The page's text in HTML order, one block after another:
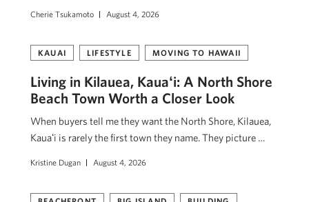
Cherie Tsukamoto August 4, 2026
KAUAI LIFESTYLE MOVING TO HAWAII
Living in Kilauea, Kauaʻi: A North Shore
Beach Town Worth a Closer Look
When buyers tell me they want the North Shore, Kilauea,
Kauaʻi is rarely the first town they name. They picture …
Kristine Dugan August 4, 2026